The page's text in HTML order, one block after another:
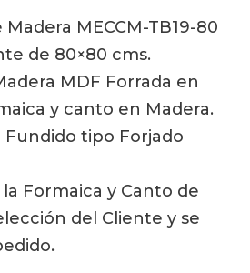
MECCM-TB19-80
de 80×80 cms.
MDF Forrada en
y canto en Madera.
Fundido tipo Forjado
Formaica y Canto de
del Cliente y se